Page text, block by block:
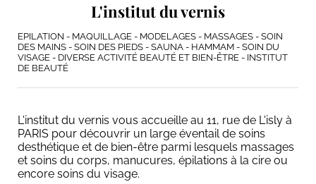
L'institut du vernis
EPILATION - MAQUILLAGE - MODELAGES - MASSAGES - SOIN
DES MAINS - SOIN DES PIEDS - SAUNA - HAMMAM - SOIN DU
VISAGE - DIVERSE ACTIVITÉ BEAUTÉ ET BIEN-ÊTRE - INSTITUT
DE BEAUTÉ
L'institut du vernis vous accueille au 11, rue de L'isly à
PARIS pour découvrir un large éventail de soins
desthétique et de bien-être parmi lesquels massages
et soins du corps, manucures, épilations à la cire ou
encore soins du visage.